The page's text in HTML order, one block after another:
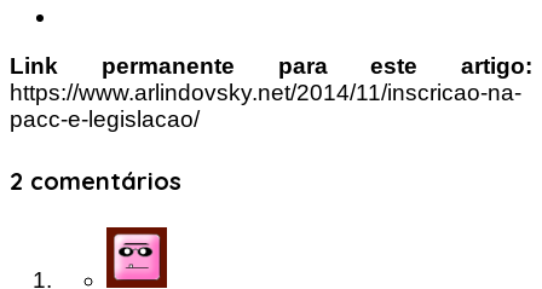
Link permanente para este artigo:
https://www.arlindovsky.net/2014/11/inscricao-na-
pacc-e-legislacao/
2 comentários